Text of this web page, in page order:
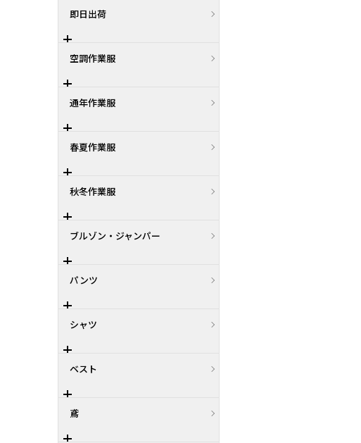
即日出荷
空調作業服
通年作業服
春夏作業服
秋冬作業服
ブルゾン・ジャンパー
パンツ
シャツ
ベスト
鳶